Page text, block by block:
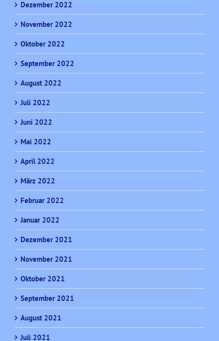
Dezember 2022
November 2022
Oktober 2022
September 2022
August 2022
Juli 2022
Juni 2022
Mai 2022
April 2022
März 2022
Februar 2022
Januar 2022
Dezember 2021
November 2021
Oktober 2021
September 2021
August 2021
Juli 2021